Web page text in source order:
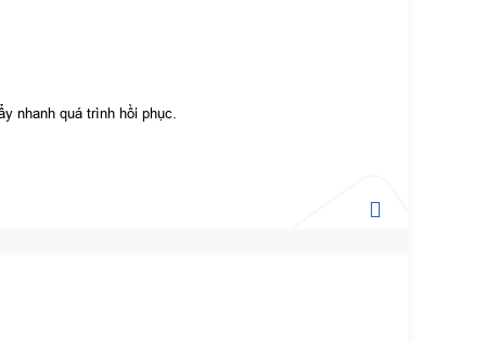
nhanh quá trình hồi phục.